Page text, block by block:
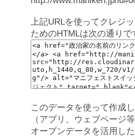
上記URLを使ってクレジ
ためのHTMLは次の通りで
このデータを使って作成
（アプリ、ウェブページ等
オープンデータを活用し